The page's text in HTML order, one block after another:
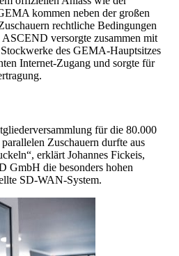
kommen neben der großen
rechtliche Bedingungen
versorgte zusammen mit
des GEMA-Hauptsitzes
Internet-Zugang und sorgte für
für die 80.000
Zuschauern durfte aus
erklärt Johannes Fickeis,
GmbH die besonders hohen
SD-WAN-System.